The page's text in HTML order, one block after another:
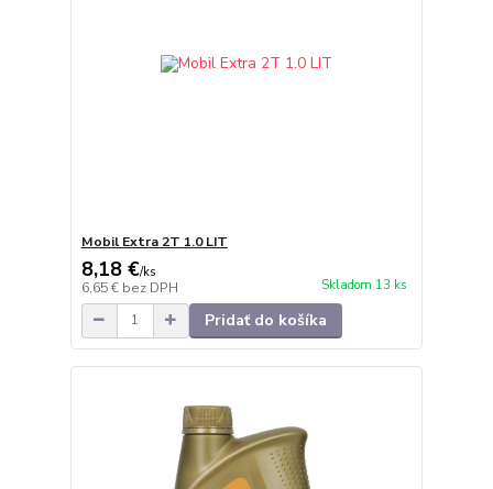
Mobil Extra 2T 1.0 LIT
8,18 €/ks
6,65 € bez DPH Skladom 13 ks
Pridať do košíka